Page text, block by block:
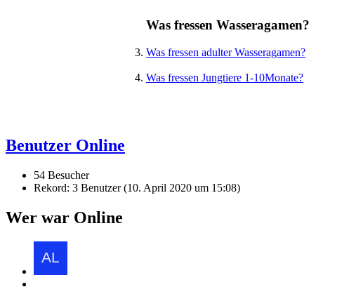
Was fressen Wasseragamen?
Was fressen adulter Wasseragamen?
Was fressen Jungtiere 1-10Monate?
Benutzer Online
54 Besucher
Rekord: 3 Benutzer (10. April 2020 um 15:08)
Wer war Online